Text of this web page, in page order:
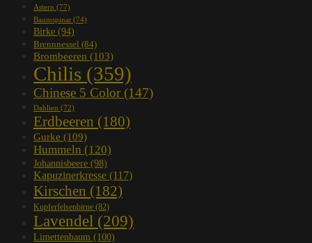
Astern (77)
Baumspinat (74)
Birke (94)
Brennnessel (84)
Brombeeren (103)
Chilis (359)
Chinese 5 Color (147)
Dahlien (72)
Erdbeeren (180)
Gurke (109)
Hummeln (120)
Johannisbeere (98)
Kapuzinerkresse (117)
Kirschen (182)
Kupferfelsenbirne (82)
Lavendel (209)
Limettenbaum (100)